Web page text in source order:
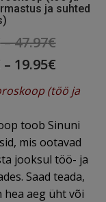
ja suhted
–47.97€Original
price
was:
–
47.97€.
– 19.95€Current
price
17.95€
–
19.95€.
(töö ja
toob Sinuni
mis ootavad
jooksul töö- ja
Saad teada,
hea aeg üht või